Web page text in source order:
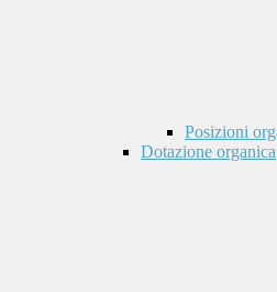
Posizioni
Dotazione organica